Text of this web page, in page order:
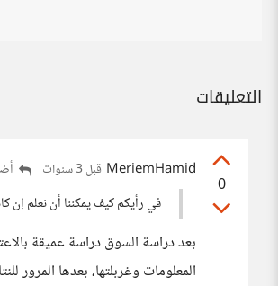
التعليقات
0
MeriemHamid قبل 3 سنوات
في رأيكم كيف يمكننا أن نعلم إن
بعد دراسة السوق دراسة عميقة
المعلومات وغربلتها، بعدها المرور